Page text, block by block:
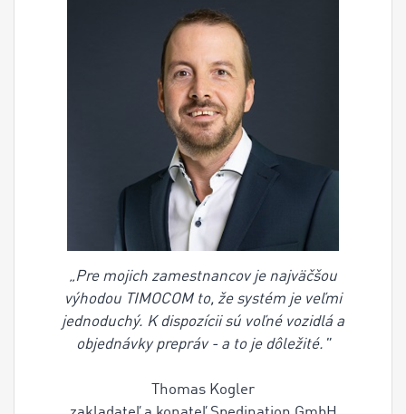
„Pre mojich zamestnancov je najväčšou
výhodou TIMOCOM to, že systém je veľmi
jednoduchý. K dispozícii sú voľné vozidlá a
objednávky prepráv - a to je dôležité."
Thomas Kogler